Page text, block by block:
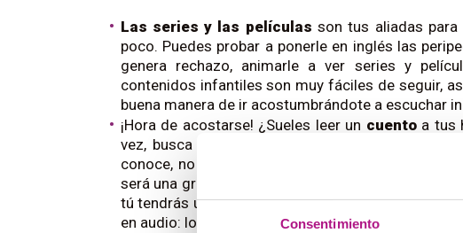
Consentimiento
Las series y las películas son tus aliadas
poco. Puedes probar a ponerle en inglés las
genera rechazo, animarle a ver series y
contenidos infantiles son muy fáciles de seguir,
buena manera de ir acostumbrándote a escuchar
¡Hora de acostarse! ¿Sueles leer un cuentoa tus
vez, busca uno en inglés. Para empezar,
conoce, no le será difícil seguir el argumento,
será una gran práctica de
tú tendrás una gran oportunidad para pulir tu
en audio: los hay incluso especialmente diseñados